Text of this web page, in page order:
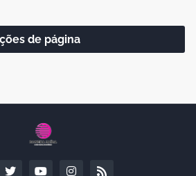
de página